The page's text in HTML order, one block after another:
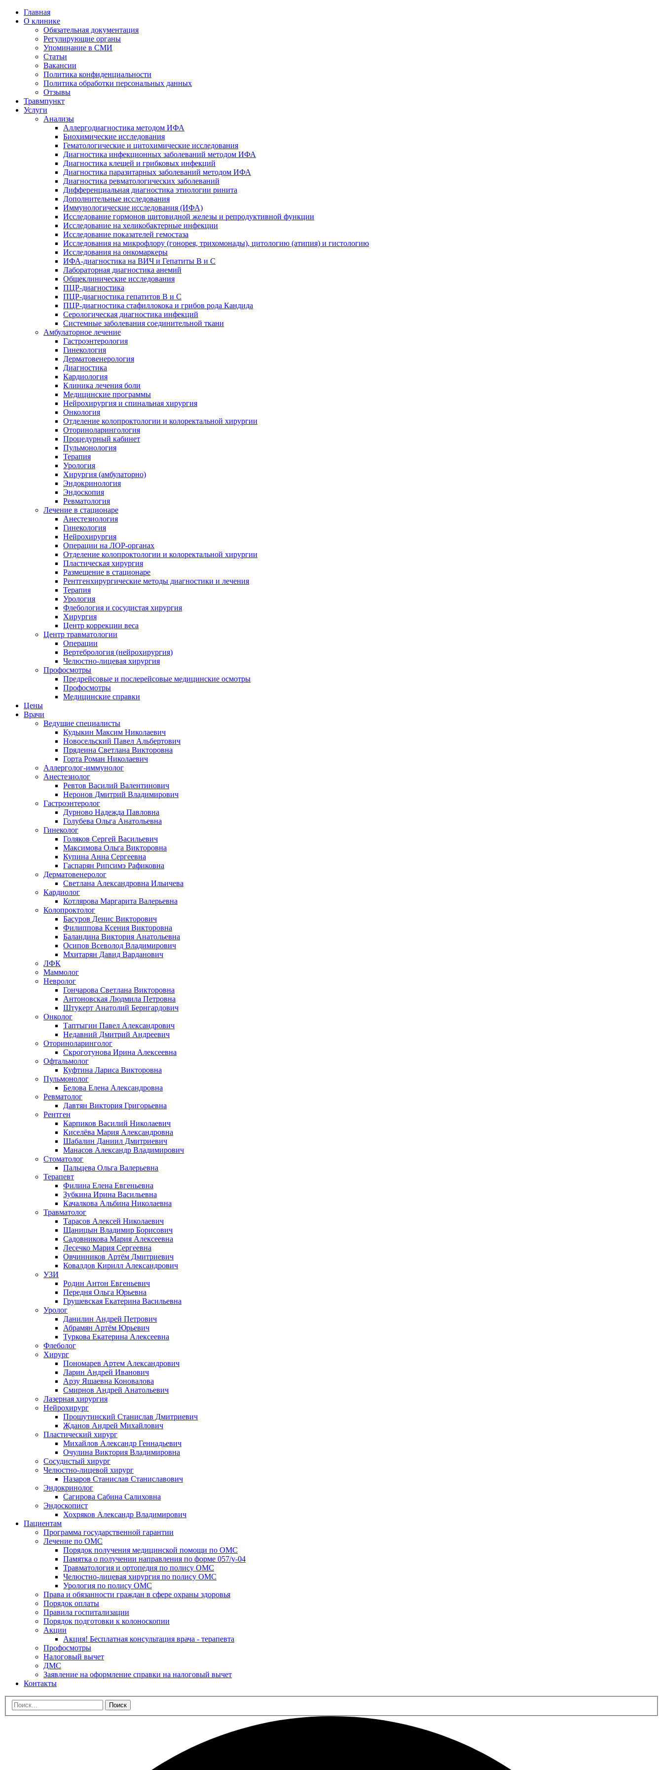
Главная
О клинике
Обязательная документация
Регулирующие органы
Упоминание в СМИ
Статьи
Вакансии
Политика конфиденциальности
Политика обработки персональных данных
Отзывы
Травмпункт
Услуги
Анализы
Аллергодиагностика методом ИФА
Биохимические исследования
Гематологические и цитохимические исследования
Диагностика инфекционных заболеваний методом ИФА
Диагностика клещей и грибковых инфекций
Диагностика паразитарных заболеваний методом ИФА
Диагностика ревматологических заболеваний
Дифференциальная диагностика этиологии ринита
Дополнительные исследования
Иммунологические исследования (ИФА)
Исследование гормонов щитовидной железы и репродуктивной функции
Исследование на хеликобактерные инфекции
Исследование показателей гемостаза
Исследования на микрофлору (гонорея, трихомонады), цитологию (атипия) и гистологию
Исследования на онкомаркеры
ИФА-диагностика на ВИЧ и Гепатиты B и C
Лабораторная диагностика анемий
Общеклинические исследования
ПЦР-диагностика
ПЦР-диагностика гепатитов B и C
ПЦР-диагностика стафиллокока и грибов рода Кандида
Серологическая диагностика инфекций
Системные заболевания соединительной ткани
Амбулаторное лечение
Гастроэнтерология
Гинекология
Дерматовенерология
Диагностика
Кардиология
Клиника лечения боли
Медицинские программы
Нейрохирургия и спинальная хирургия
Онкология
Отделение колопроктологии и колоректальной хирургии
Оториноларингология
Процедурный кабинет
Пульмонология
Терапия
Урология
Хирургия (амбулаторно)
Эндокринология
Эндоскопия
Ревматология
Лечение в стационаре
Анестезиология
Гинекология
Нейрохирургия
Операции на ЛОР-органах
Отделение колопроктологии и колоректальной хирургии
Пластическая хирургия
Размещение в стационаре
Рентгенхирургические методы диагностики и лечения
Терапия
Урология
Флебология и сосудистая хирургия
Хирургия
Центр коррекции веса
Центр травматологии
Операции
Вертебрология (нейрохирургия)
Челюстно-лицевая хирургия
Профосмотры
Предрейсовые и послерейсовые медицинские осмотры
Профосмотры
Медицинские справки
Цены
Врачи
Ведущие специалисты
Кудыкин Максим Николаевич
Новосельский Павел Альбертович
Прядеина Светлана Викторовна
Горта Роман Николаевич
Аллерголог-иммунолог
Анестезиолог
Ревтов Василий Валентинович
Неронов Дмитрий Владимирович
Гастроэнтеролог
Дурново Надежда Павловна
Голубева Ольга Анатольевна
Гинеколог
Голяков Сергей Васильевич
Максимова Ольга Викторовна
Купина Анна Сергеевна
Гаспарян Рипсимэ Рафиковна
Дерматовенеролог
Светлана Александровна Ильичева
Кардиолог
Котлярова Маргарита Валерьевна
Колопроктолог
Басуров Денис Викторович
Филиппова Ксения Викторовна
Баландина Виктория Анатольевна
Осипов Всеволод Владимирович
Мхитарян Давид Варданович
ЛФК
Маммолог
Невролог
Гончарова Светлана Викторовна
Антоновская Людмила Петровна
Штукерт Анатолий Бернгардович
Онколог
Таптыгин Павел Александрович
Недавний Дмитрий Андреевич
Оториноларинголог
Скроготунова Ирина Алексеевна
Офтальмолог
Куфтина Лариса Викторовна
Пульмонолог
Белова Елена Александровна
Ревматолог
Давтян Виктория Григорьевна
Рентген
Карпиков Василий Николаевич
Киселёва Мария Александровна
Шабалин Даниил Дмитриевич
Манасов Александр Владимирович
Стоматолог
Пальцева Ольга Валерьевна
Терапевт
Филина Елена Евгеньевна
Зубкина Ирина Васильевна
Качалкова Альбина Николаевна
Травматолог
Тарасов Алексей Николаевич
Щаницын Владимир Борисович
Садовникова Мария Алексеевна
Лесечко Мария Сергеевна
Овчинников Артём Дмитриевич
Ковалдов Кирилл Александрович
УЗИ
Родин Антон Евгеньевич
Передня Ольга Юрьевна
Грушевская Екатерина Васильевна
Уролог
Данилин Андрей Петрович
Абрамян Артём Юрьевич
Туркова Екатерина Алексеевна
Флеболог
Хирург
Пономарев Артем Александрович
Ларин Андрей Иванович
Арзу Яшаевна Коновалова
Смирнов Андрей Анатольевич
Лазерная хирургия
Нейрохирург
Прошутинский Станислав Дмитриевич
Жданов Андрей Михайлович
Пластический хирург
Михайлов Александр Геннадьевич
Очулина Виктория Владимировна
Сосудистый хирург
Челюстно-лицевой хирург
Назаров Станислав Станиславович
Эндокринолог
Сагирова Сабина Салиховна
Эндоскопист
Хохряков Александр Владимирович
Пациентам
Программа государственной гарантии
Лечение по ОМС
Порядок получения медицинской помощи по ОМС
Памятка о получении направления по форме 057/у-04
Травматология и ортопедия по полису ОМС
Челюстно-лицевая хирургия по полису ОМС
Урология по полису ОМС
Права и обязанности граждан в сфере охраны здоровья
Порядок оплаты
Правила госпитализации
Порядок подготовки к колоноскопии
Акции
Акция! Бесплатная консультация врача - терапевта
Профосмотры
Налоговый вычет
ДМС
Заявление на оформление справки на налоговый вычет
Контакты